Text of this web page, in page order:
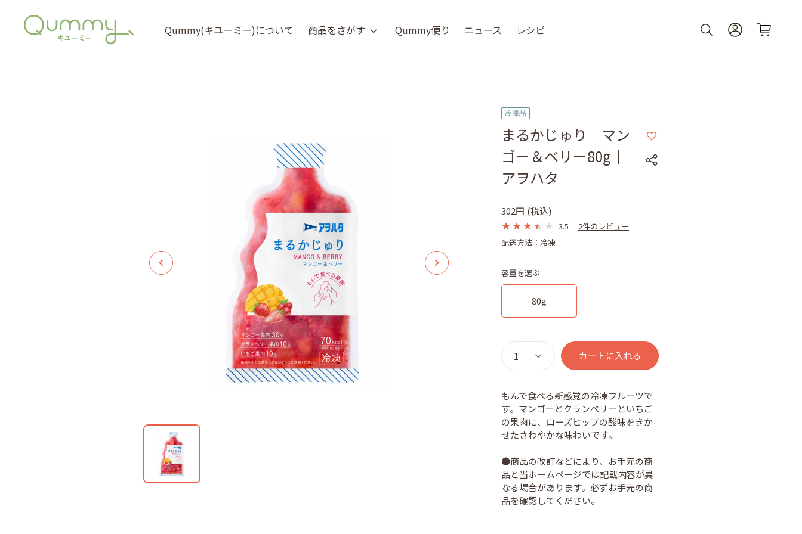
Qummy(キユーミー)について 商品をさがす Qummy便り ニュース レシピ
冷凍品
まるかじゅり マン
ゴー＆ベリー80g｜
アヲハタ
302円 (税込)
3.5
2件のレビュー
配送方法：冷凍
容量を選ぶ
80g
カートに入れる
もんで食べる新感覚の冷凍フルーツで
す。マンゴーとクランベリーといちご
の果肉に、ローズヒップの酸味をきか
せたさわやかな味わいです。
●商品の改訂などにより、お手元の商
品と当ホームページでは記載内容が異
なる場合があります。必ずお手元の商
品を確認してください。